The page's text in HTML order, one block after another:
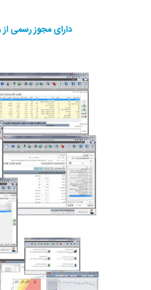
دارای مجوز رسمی